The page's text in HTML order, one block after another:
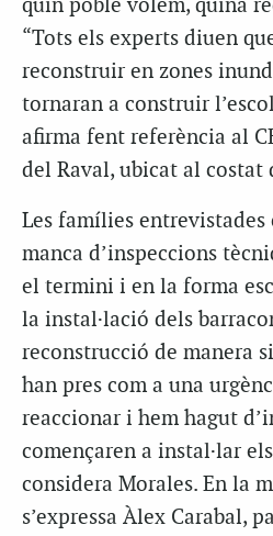
quin poble volem, quina
“Tots els experts diuen
reconstruir en zones
tornaran a construir
afirma fent referència al
del Raval, ubicat al costat
Les famílies entrevistades
manca d’inspeccions
el termini i en la forma
la instal·lació dels
reconstrucció de manera
han pres com a una
reaccionar i hem hagut
començaren a instal·lar
considera Morales. En la
s’expressa Àlex Carabal,